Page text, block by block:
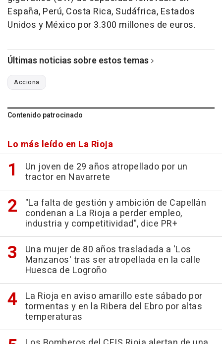
España, Perú, Costa Rica, Sudáfrica, Estados
Unidos y México por 3.300 millones de euros.
Últimas noticias sobre estos temas
Acciona
Contenido patrocinado
Lo más leído en La Rioja
Un joven de 29 años atropellado por un
tractor en Navarrete
"La falta de gestión y ambición de Capellán
condenan a La Rioja a perder empleo,
industria y competitividad", dice PR+
Una mujer de 80 años trasladada a 'Los
Manzanos' tras ser atropellada en la calle
Huesca de Logroño
La Rioja en aviso amarillo este sábado por
tormentas y en la Ribera del Ebro por altas
temperaturas